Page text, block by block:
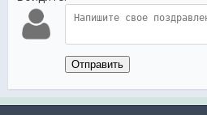
Отправить